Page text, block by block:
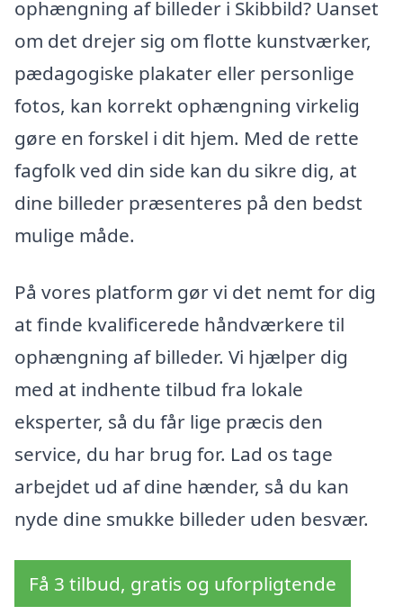
ophængning af billeder i Skibbild? Uanset
om det drejer sig om flotte kunstværker,
pædagogiske plakater eller personlige
fotos, kan korrekt ophængning virkelig
gøre en forskel i dit hjem. Med de rette
fagfolk ved din side kan du sikre dig, at
dine billeder præsenteres på den bedst
mulige måde.
På vores platform gør vi det nemt for dig
at finde kvalificerede håndværkere til
ophængning af billeder. Vi hjælper dig
med at indhente tilbud fra lokale
eksperter, så du får lige præcis den
service, du har brug for. Lad os tage
arbejdet ud af dine hænder, så du kan
nyde dine smukke billeder uden besvær.
Få 3 tilbud, gratis og uforpligtende